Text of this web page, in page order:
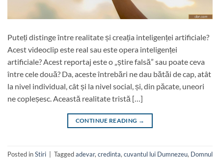
Puteți distinge între realitate și creația inteligenței artificiale?
Acest videoclip este real sau este opera inteligenței
artificiale? Acest reportaj este o „știre falsă” sau poate ceva
între cele două? Da, aceste întrebări ne dau bătăi de cap, atât
la nivel individual, cât și la nivel social, și, din păcate, uneori
ne copleșesc. Această realitate tristă […]
CONTINUE READING →
Posted inStiri Taggedadevar, credinta, cuvantul lui Dumnezeu, Domnul